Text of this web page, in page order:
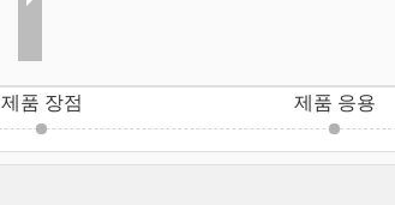
제품 장점 제품 응용